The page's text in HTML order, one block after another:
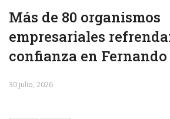
Más de 80 organismos
empresariales
confianza en
30 julio, 2026